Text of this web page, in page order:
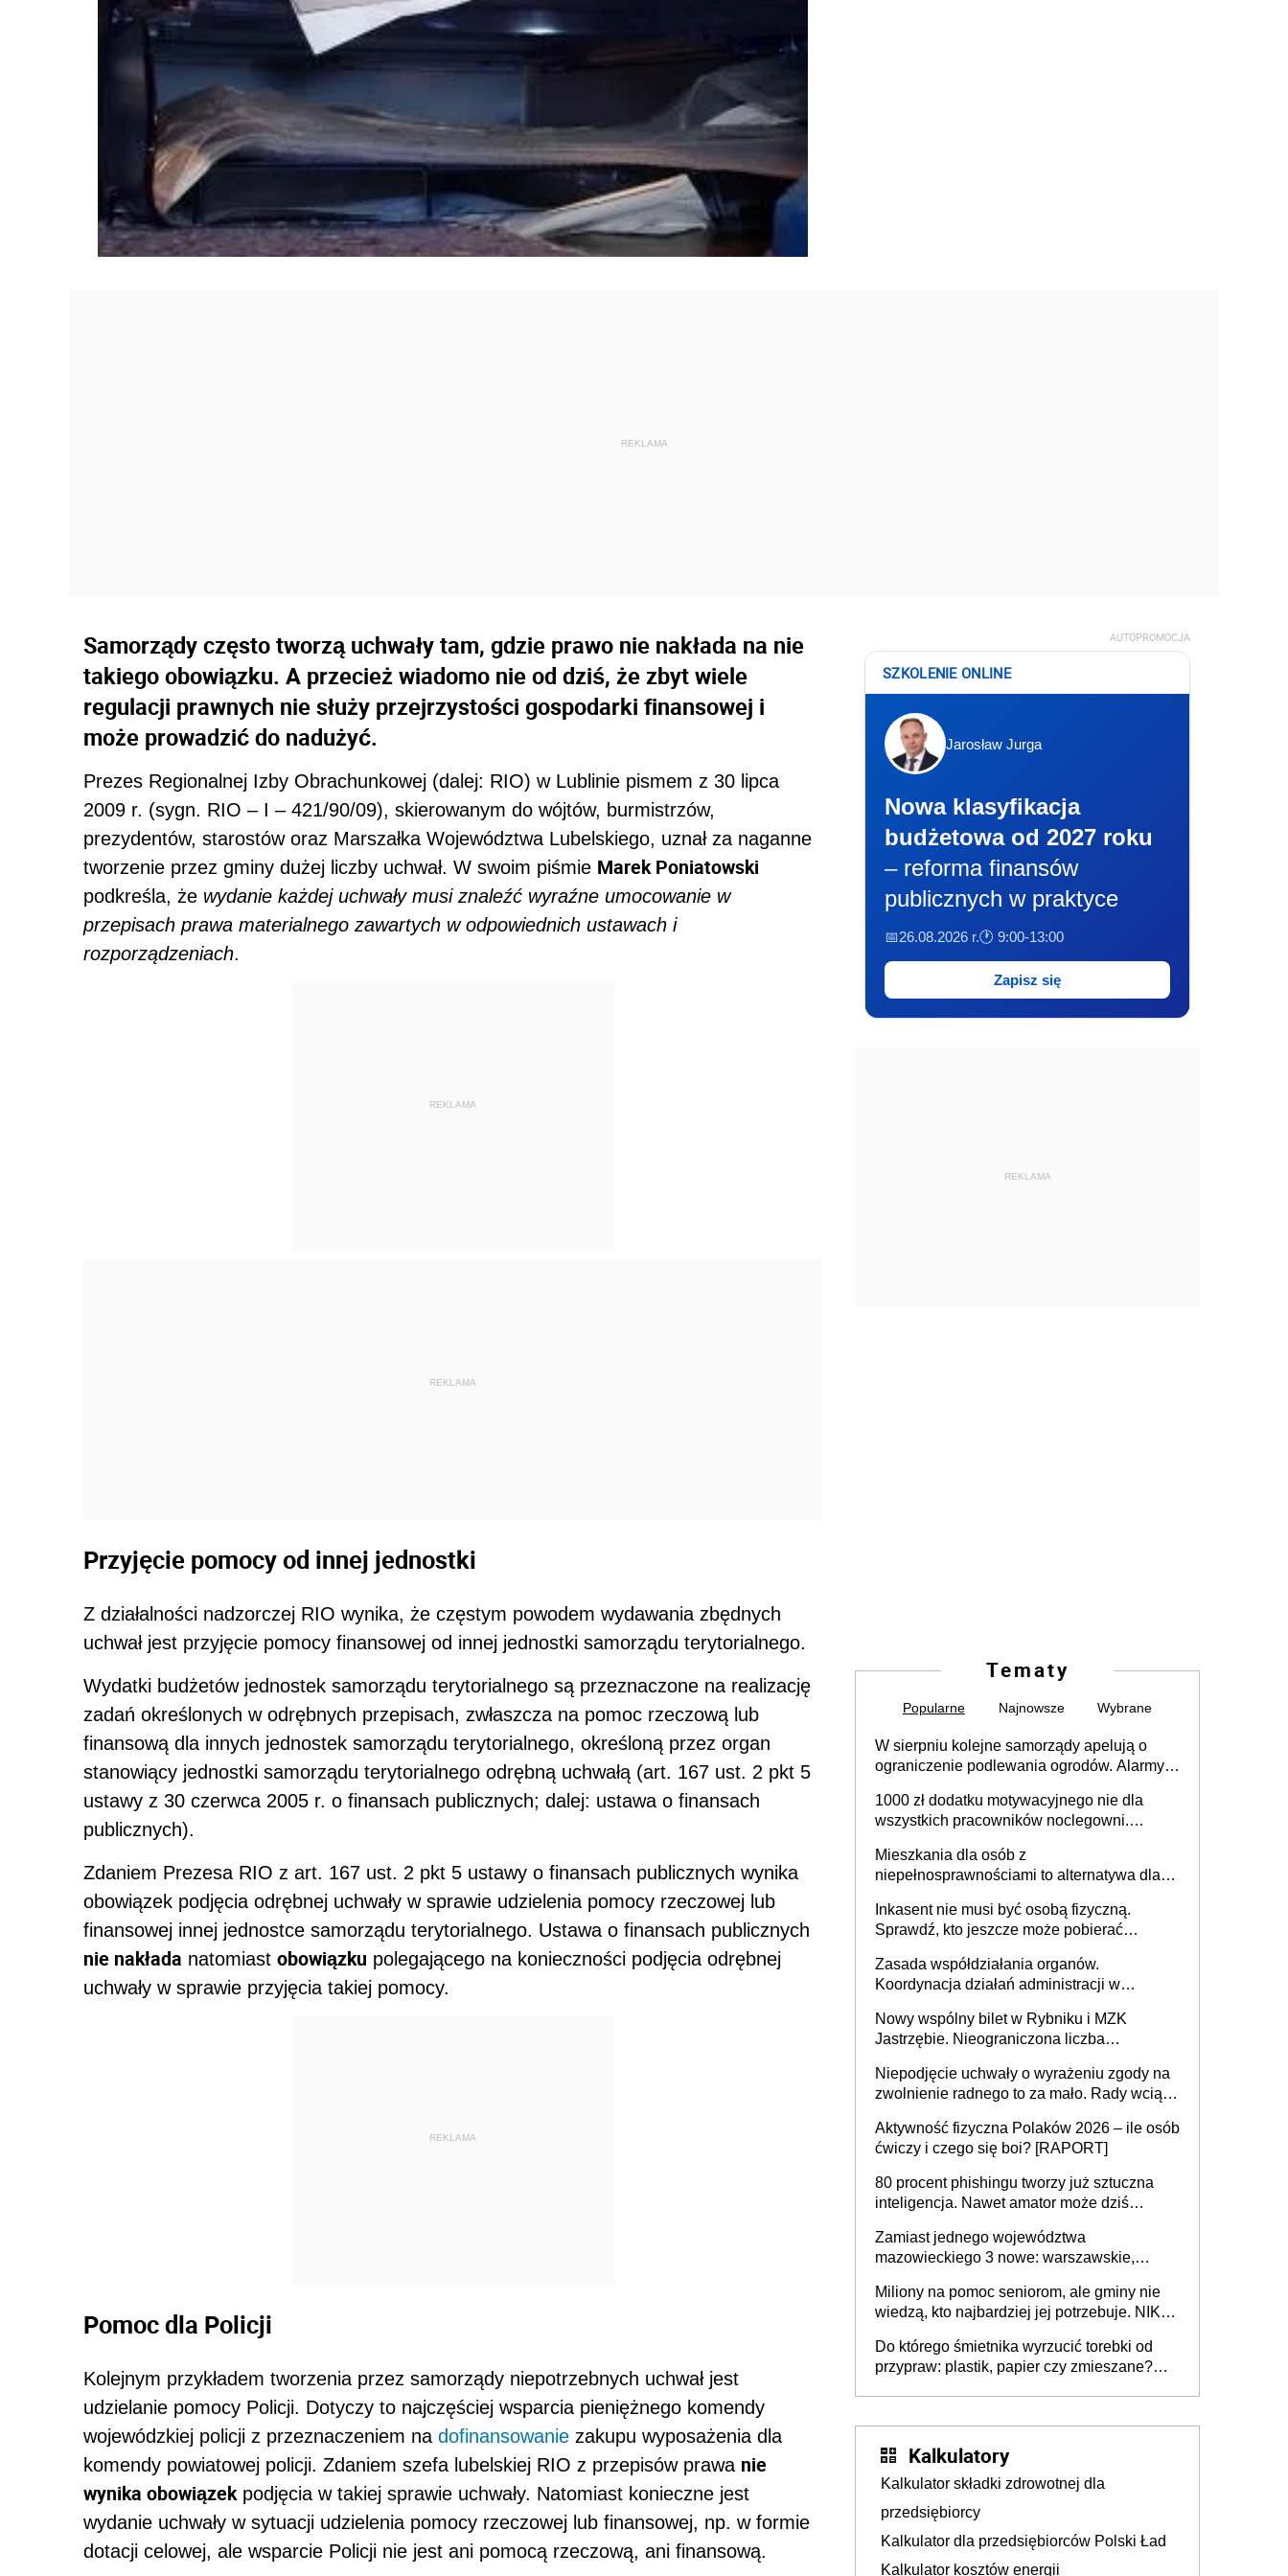
Samorządy często tworzą uchwały tam, gdzie prawo nie nakłada na nie
takiego obowiązku. A przecież wiadomo nie od dziś, że zbyt wiele
regulacji prawnych nie służy przejrzystości gospodarki finansowej i
może prowadzić do nadużyć.
Prezes Regionalnej Izby Obrachunkowej (dalej: RIO) w Lublinie pismem z 30 lipca
2009 r. (sygn. RIO – I – 421/90/09), skierowanym do wójtów, burmistrzów,
prezydentów, starostów oraz Marszałka Województwa Lubelskiego, uznał za naganne
tworzenie przez gminy dużej liczby uchwał. W swoim piśmie Marek Poniatowski
podkreśla, że wydanie każdej uchwały musi znaleźć wyraźne umocowanie w
przepisach prawa materialnego zawartych w odpowiednich ustawach i
rozporządzeniach.
REKLAMA
REKLAMA
Przyjęcie pomocy od innej jednostki
Z działalności nadzorczej RIO wynika, że częstym powodem wydawania zbędnych
uchwał jest przyjęcie pomocy finansowej od innej jednostki samorządu terytorialnego.
Wydatki budżetów jednostek samorządu terytorialnego są przeznaczone na realizację
zadań określonych w odrębnych przepisach, zwłaszcza na pomoc rzeczową lub
finansową dla innych jednostek samorządu terytorialnego, określoną przez organ
stanowiący jednostki samorządu terytorialnego odrębną uchwałą (art. 167 ust. 2 pkt 5
ustawy z 30 czerwca 2005 r. o finansach publicznych; dalej: ustawa o finansach
publicznych).
Zdaniem Prezesa RIO z art. 167 ust. 2 pkt 5 ustawy o finansach publicznych wynika
obowiązek podjęcia odrębnej uchwały w sprawie udzielenia pomocy rzeczowej lub
finansowej innej jednostce samorządu terytorialnego. Ustawa o finansach publicznych
nie nakłada natomiast obowiązku polegającego na konieczności podjęcia odrębnej
uchwały w sprawie przyjęcia takiej pomocy.
REKLAMA
Pomoc dla Policji
Kolejnym przykładem tworzenia przez samorządy niepotrzebnych uchwał jest
udzielanie pomocy Policji. Dotyczy to najczęściej wsparcia pieniężnego komendy
wojewódzkiej policji z przeznaczeniem na dofinansowanie zakupu wyposażenia dla
komendy powiatowej policji. Zdaniem szefa lubelskiej RIO z przepisów prawa nie
wynika obowiązek podjęcia w takiej sprawie uchwały. Natomiast konieczne jest
wydanie uchwały w sytuacji udzielenia pomocy rzeczowej lub finansowej, np. w formie
dotacji celowej, ale wsparcie Policji nie jest ani pomocą rzeczową, ani finansową.
AUTOPROMOCJA
SZKOLENIE ONLINE
Jarosław Jurga
Nowa klasyfikacja
budżetowa od 2027 roku
– reforma finansów
publicznych w praktyce
📅26.08.2026 r.🕐 9:00-13:00
Zapisz się
REKLAMA
Tematy
Popularne Najnowsze Wybrane
W sierpniu kolejne samorządy apelują o
ograniczenie podlewania ogrodów. Alarmy w
może objąć cały kraj
1000 zł dodatku motywacyjnego nie dla
wszystkich pracowników noclegowni.
Mieszkania dla osób z
niepełnosprawnościami to alternatywa dla
samodzielnie lub z rodziną
Inkasent nie musi być osobą fizyczną.
Sprawdź, kto jeszcze może pobierać
Zasada współdziałania organów.
Koordynacja działań administracji w
Nowy wspólny bilet w Rybniku i MZK
Jastrzębie. Nieograniczona liczba
Niepodjęcie uchwały o wyrażeniu zgody na
zwolnienie radnego to za mało. Rady wciąż
rozstrzygać sprawy
Aktywność fizyczna Polaków 2026 – ile osób
ćwiczy i czego się boi? [RAPORT]
80 procent phishingu tworzy już sztuczna
inteligencja. Nawet amator może dziś
Zamiast jednego województwa
mazowieckiego 3 nowe: warszawskie,
Europie nie ma tak dużych jednostek
stołecznych
Miliony na pomoc seniorom, ale gminy nie
wiedzą, kto najbardziej jej potrzebuje. NIK
Do którego śmietnika wyrzucić torebki od
przypraw: plastik, papier czy zmieszane?
Kalkulatory
Kalkulator składki zdrowotnej dla
przedsiębiorcy
Kalkulator dla przedsiębiorców Polski Ład
Kalkulator kosztów energii